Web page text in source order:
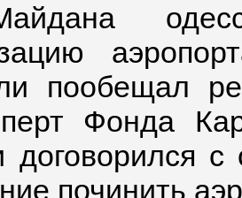
пообещал
Фонда
договорился
починить